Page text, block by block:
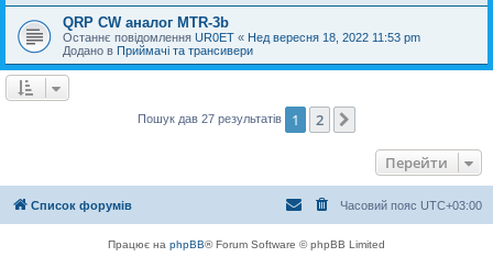
QRP CW аналог MTR-3b
Останнє повідомлення UR0ET « Нед вересня 18, 2022 11:53 pm
Додано в Приймачі та трансивери
Пошук дав 27 результатів 1 2
Перейти
Список форумів Часовий пояс UTC+03:00
Працює на phpBB® Forum Software © phpBB Limited